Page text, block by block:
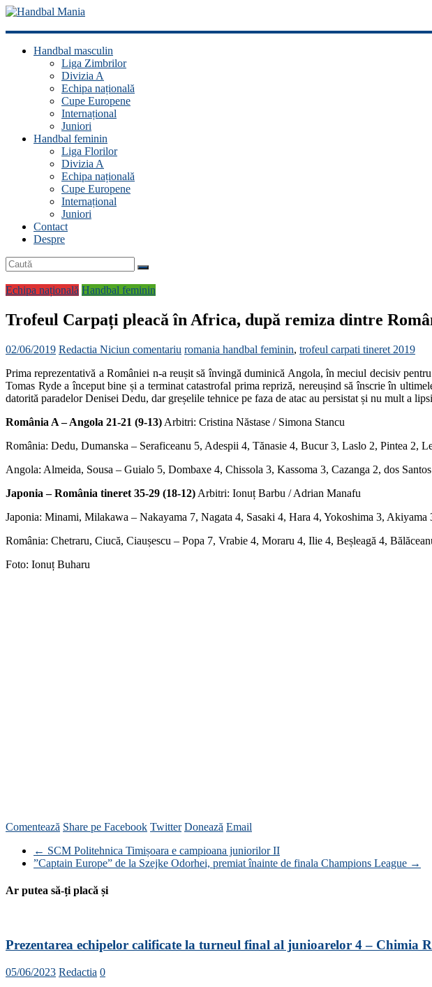
Handbal
ManiaHandbal masculin
Liga Zimbrilor
Divizia A
Echipa națională
Cupe Europene
Internațional
Juniori
Handbal feminin
Liga Florilor
Divizia A
Echipa națională
Cupe Europene
Internațional
Juniori
Contact
Despre
Echipa națională Handbal feminin
Trofeul Carpați pleacă în Africa, după remiza dintre
02/06/2019 Redactia Niciun comentariu romania handbal feminin, trofeul carpati tineret 2019
Prima reprezentativă a României n-a reușit să învingă duminică Angola, în meciul decisiv
Tomas Ryde a început bine și a terminat catastrofal prima repriză, nereușind să înscrie în
datorită paradelor Denisei Dedu, dar greșelile tehnice pe faza de atac au persistat și nu mult a
România A – Angola 21-21 (9-13) Arbitri: Cristina Năstase / Simona Stancu
România: Dedu, Dumanska – Seraficeanu 5, Adespii 4, Tănasie 4, Bucur 3, Laslo 2, Pintea 2,
Angola: Almeida, Sousa – Guialo 5, Dombaxe 4, Chissola 3, Kassoma 3, Cazanga 2, dos
Japonia – România tineret 35-29 (18-12) Arbitri: Ionuț Barbu / Adrian Manafu
Japonia: Minami, Milakawa – Nakayama 7, Nagata 4, Sasaki 4, Hara 4, Yokoshima 3,
România: Chetraru, Ciucă, Ciaușescu – Popa 7, Vrabie 4, Moraru 4, Ilie 4, Beșleagă 4,
Foto: Ionuț Buharu
Comentează Share pe Facebook Twitter Donează Email
← SCM Politehnica Timișoara e campioana juniorilor II
”Captain Europe” de la Szejke Odorhei, premiat înainte de finala Champions League →
Ar putea să-ți placă și
Prezentarea echipelor calificate la turneul final al junioarelor 4 – Chimia
05/06/2023 Redactia 0